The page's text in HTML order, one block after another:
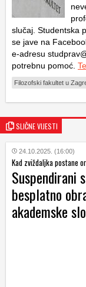
slučaj. Studentska
se jave na
e-adresu
potrebnu pomoć.
Filozofski fakultet u
SLIČNE VIJESTI
24.10.2025. (16:00)
Kad zviždaljka postane
Suspendirani
besplatno
akademske